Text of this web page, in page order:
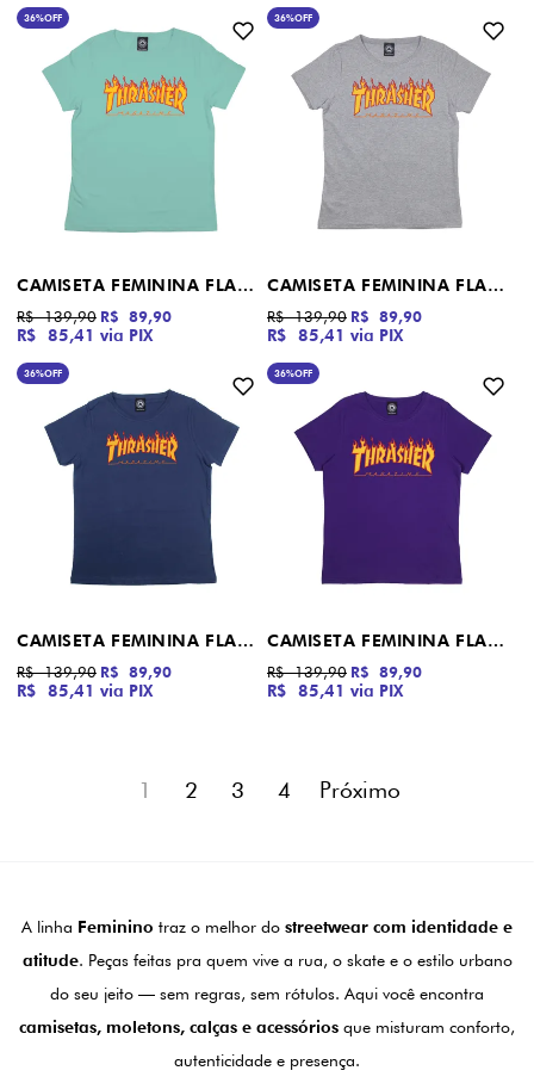
36%OFF
CAMISETA FEMININA FLAME LOGO THRASHER MAGAZINE VERDE CLARO
R$ 85,41 via PIX
R$ 139,90 R$ 89,90
36%OFF
CAMISETA FEMININA FLAME LOGO THRASHER MAGAZINE CINZA MESCLA
R$ 85,41 via PIX
R$ 139,90 R$ 89,90
36%OFF
CAMISETA FEMININA FLAME LOGO THRASHER MAGAZINE MARINHO
R$ 85,41 via PIX
R$ 139,90 R$ 89,90
36%OFF
CAMISETA FEMININA FLAME LOGO THRASHER MAGAZINE VIOLETA
R$ 85,41 via PIX
R$ 139,90 R$ 89,90
1 2 3 4
A linha Feminino traz o melhor do streetwear com identidade e
atitude. Peças feitas pra quem vive a rua, o skate e o estilo urbano
do seu jeito — sem regras, sem rótulos. Aqui você encontra
camisetas, moletons, calças e acessórios que misturam conforto,
autenticidade e presença.